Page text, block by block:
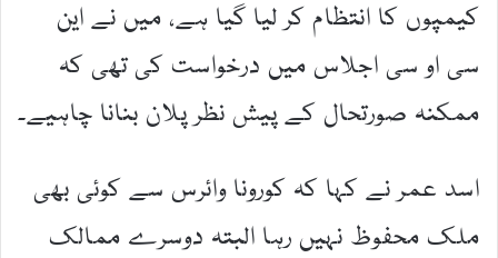
کیمپوں کا انتظام کر لیا گیا ہے، میں نے این
سی او سی اجلاس میں درخواست کی تھی کہ
ممکنہ صورتحال کے پیش نظر پلان بنانا چاہیے۔
اسد عمر نے کہا کہ کورونا وائرس سے کوئی بھی
ملک محفوظ نہیں رہا البتہ دوسرے ممالک